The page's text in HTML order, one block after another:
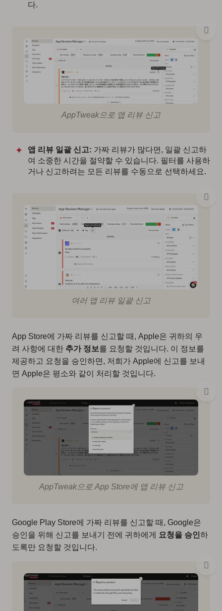
다.
AppTweak으로 앱 리뷰 신고
앱 리뷰 일괄 신고: 가짜 리뷰가 많다면, 일괄 신고하
여 소중한 시간을 절약할 수 있습니다. 필터를 사용하
거나 신고하려는 모든 리뷰를 수동으로 선택하세요.
여러 앱 리뷰 일괄 신고
App Store에 가짜 리뷰를 신고할 때, Apple은 귀하의 우
려 사항에 대한 추가 정보를 요청할 것입니다. 이 정보를
제공하고 요청을 승인하면, 저희가 Apple에 신고를 보내
면 Apple은 평소와 같이 처리할 것입니다.
AppTweak으로 App Store에 앱 리뷰 신고
Google Play Store에 가짜 리뷰를 신고할 때, Google은
승인을 위해 신고를 보내기 전에 귀하에게
요청을 승인하
도록만 요청할 것입니다.